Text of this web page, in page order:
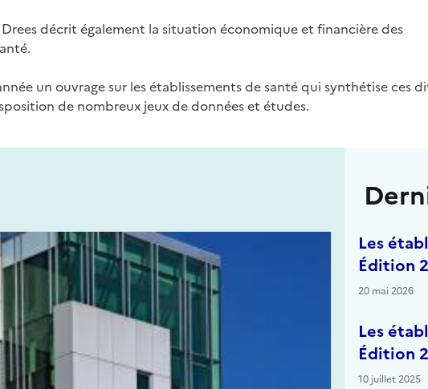
Drees décrit également la situation économique et financière des
un ouvrage sur les établissements de santé qui synthétise ces
de nombreux jeux de données et études.
Les
Édition
20 mai 2026
Les
Édition
10 juillet 2025